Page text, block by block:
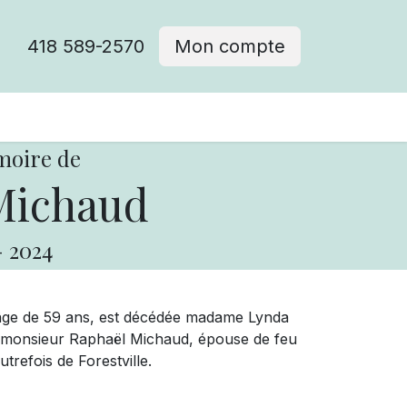
418 589-2570 Mon compte
de
2024
de 59 ans, est décédée madame Lynda
Raphaël Michaud, épouse de feu
de Forestville.